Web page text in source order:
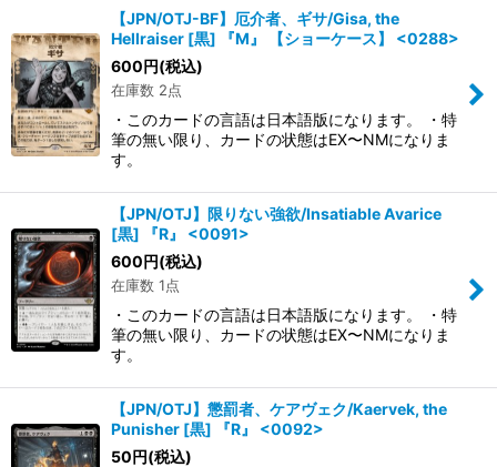
【JPN/OTJ-BF】厄介者、ギサ/Gisa, the
Hellraiser [黒] 『M』 【ショーケース】 <0288>
600円(税込)
在庫数 2点
・このカードの言語は日本語版になります。 ・特
筆の無い限り、カードの状態はEX〜NMになりま
す。
【JPN/OTJ】限りない強欲/Insatiable Avarice
[黒] 『R』 <0091>
600円(税込)
在庫数 1点
・このカードの言語は日本語版になります。 ・特
筆の無い限り、カードの状態はEX〜NMになりま
す。
【JPN/OTJ】懲罰者、ケアヴェク/Kaervek, the
Punisher [黒] 『R』 <0092>
50円(税込)